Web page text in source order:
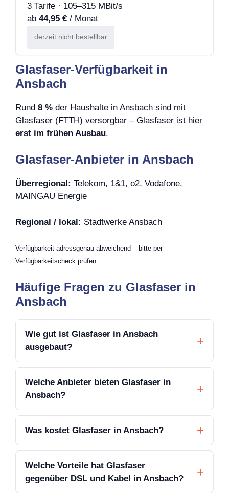
3 Tarife · 105–315 MBit/s
ab 44,95 € / Monat
derzeit nicht bestellbar
Glasfaser-Verfügbarkeit in
Ansbach
Rund 8 % der Haushalte in Ansbach sind mit
Glasfaser (FTTH) versorgbar – Glasfaser ist hier
erst im frühen Ausbau.
Glasfaser-Anbieter in Ansbach
Überregional: Telekom, 1&1, o2, Vodafone,
MAINGAU Energie
Regional / lokal: Stadtwerke Ansbach
Verfügbarkeit adressgenau abweichend – bitte per
Verfügbarkeitscheck prüfen.
Häufige Fragen zu Glasfaser in
Ansbach
Wie gut ist Glasfaser in Ansbach
ausgebaut?
Welche Anbieter bieten Glasfaser in
Ansbach?
Was kostet Glasfaser in Ansbach?
Welche Vorteile hat Glasfaser
gegenüber DSL und Kabel in Ansbach?